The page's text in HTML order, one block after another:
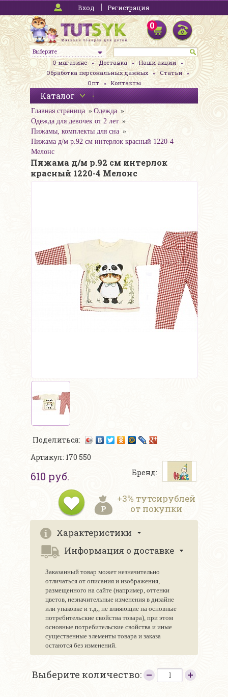
Вход Регистрация
Выберите
0
О магазине Доставка
Наши акции
Обработка персональных данных
Статьи
Опт
Контакты
Каталог
Главная страница
Одежда
Одежда для девочек от 2 лет
Пижамы, комплекты для сна
Пижама д/м р.92 см интерлок красный 1220-4
Мелонс
Пижама д/м р.92 см интерлок
красный 1220-4 Мелонс
Поделиться:
Артикул: 170 550
610 руб. Бренд:
+3% тутсирублей
от покупки
Характеристики
Информация о доставке
Заказанный товар может незначительно
отличаться от описания и изображения,
размещенного на сайте (например, оттенки
цветов, незначительные изменения в дизайне
или упаковке и т.д., не влияющие на основные
потребительские свойства товара), при этом
основные потребительские свойства и иные
существенные элементы товара и заказа
остаются без изменений.
Выберите количество: